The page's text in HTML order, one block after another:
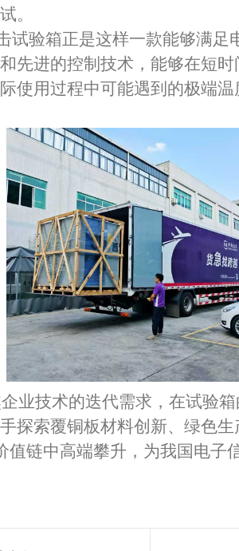
。
试验箱正是这样一款能够满足
先进的控制技术，能够在短
使用过程中可能遇到的极端温
业技术的迭代需求，在试验
探索覆铜板材料创新、绿色
值链中高端攀升，为我国电子